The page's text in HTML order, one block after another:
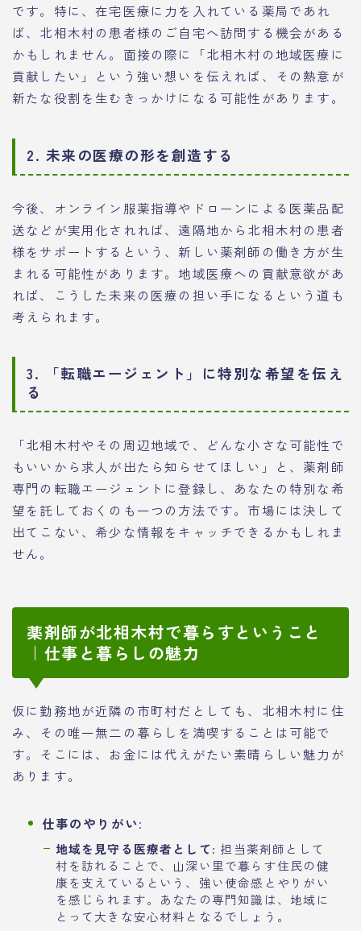
です。特に、在宅医療に力を入れている薬局であれ
ば、北相木村の患者様のご自宅へ訪問する機会がある
かもしれません。面接の際に「北相木村の地域医療に
貢献したい」という強い想いを伝えれば、その熱意が
新たな役割を生むきっかけになる可能性があります。
2. 未来の医療の形を創造する
今後、オンライン服薬指導やドローンによる医薬品配
送などが実用化されれば、遠隔地から北相木村の患者
様をサポートするという、新しい薬剤師の働き方が生
まれる可能性があります。地域医療への貢献意欲があ
れば、こうした未来の医療の担い手になるという道も
考えられます。
3. 「転職エージェント」に特別な希望を伝え
る
「北相木村やその周辺地域で、どんな小さな可能性で
もいいから求人が出たら知らせてほしい」と、薬剤師
専門の転職エージェントに登録し、あなたの特別な希
望を託しておくのも一つの方法です。市場には決して
出てこない、希少な情報をキャッチできるかもしれま
せん。
薬剤師が北相木村で暮らすということ
｜仕事と暮らしの魅力
仮に勤務地が近隣の市町村だとしても、北相木村に住
み、その唯一無二の暮らしを満喫することは可能で
す。そこには、お金には代えがたい素晴らしい魅力が
あります。
仕事のやりがい:
地域を見守る医療者として: 担当薬剤師として
村を訪れることで、山深い里で暮らす住民の健
康を支えているという、強い使命感とやりがい
を感じられます。あなたの専門知識は、地域に
とって大きな安心材料となるでしょう。